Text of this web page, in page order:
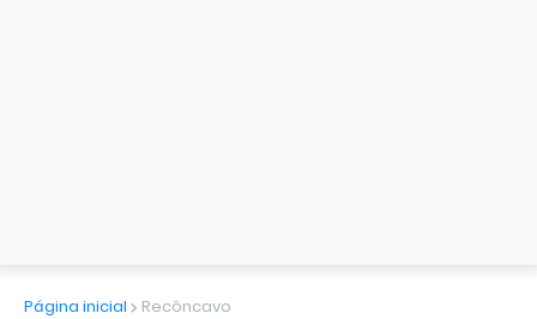
Página inicial Recôncavo